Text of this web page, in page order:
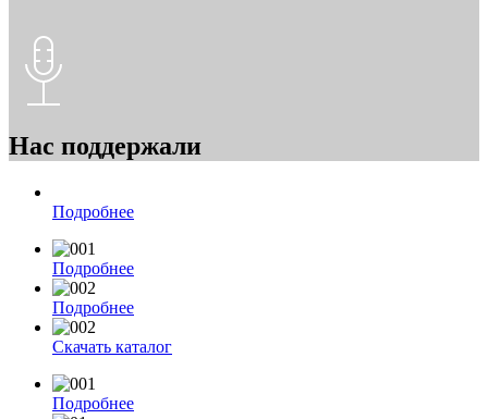
Нас поддержали
Подробнее
Подробнее
Подробнее
Скачать каталог
Подробнее